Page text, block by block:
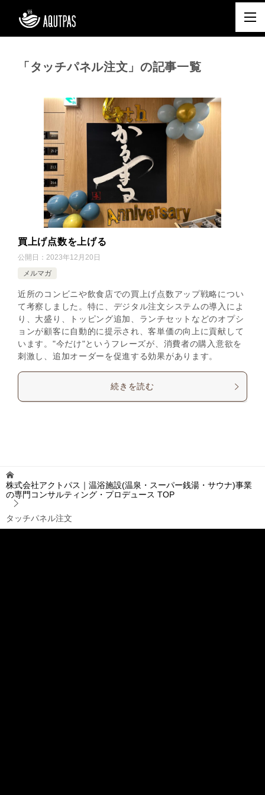
「タッチパネル注文」の記事一覧
買上げ点数を上げる
公開日： 2023年12月20日
メルマガ
近所のコンビニや飲食店での買上げ点数アップ戦略につい
て考察しました。特に、デジタル注文システムの導入によ
り、大盛り、トッピング追加、ランチセットなどのオプシ
ョンが顧客に自動的に提示され、客単価の向上に貢献して
います。"今だけ"というフレーズが、消費者の購入意欲を
刺激し、追加オーダーを促進する効果があります。
続きを読む
株式会社アクトパス｜温浴施設(温泉・スーパー銭湯・サウナ)事業
の専門コンサルティング・プロデュース TOP
タッチパネル注文